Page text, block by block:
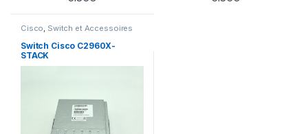
Cisco, Switch et Accessoires
Switch Cisco C2960X-
STACK